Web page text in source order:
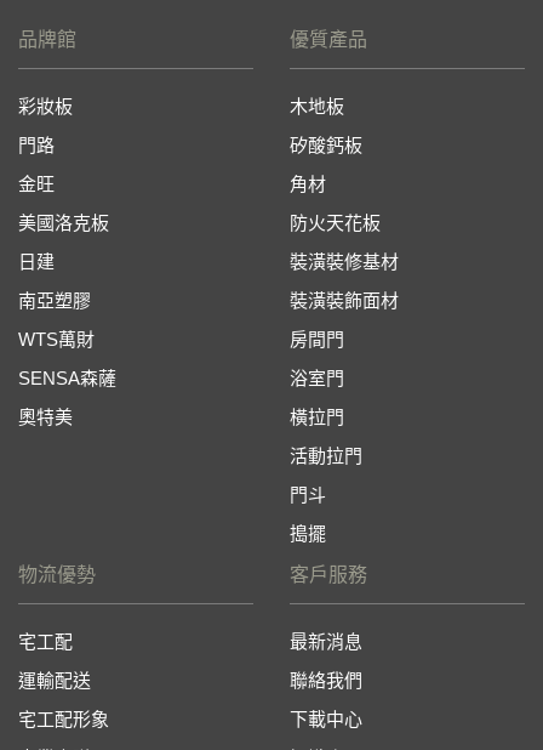
品牌館
彩妝板
門路
金旺
美國洛克板
日建
南亞塑膠
WTS萬財
SENSA森薩
奧特美
優質產品
木地板
矽酸鈣板
角材
防火天花板
裝潢裝修基材
裝潢裝飾面材
房間門
浴室門
橫拉門
活動拉門
門斗
搗擺
物流優勢
宅工配
運輸配送
宅工配形象
客戶服務
最新消息
聯絡我們
下載中心